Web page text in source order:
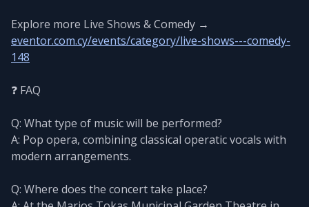
Explore more Live Shows & Comedy →
eventor.com.cy/events/category/live-shows---comedy-
148
❓ FAQ
Q: What type of music will be performed?
A: Pop opera, combining classical operatic vocals with
modern arrangements.
Q: Where does the concert take place?